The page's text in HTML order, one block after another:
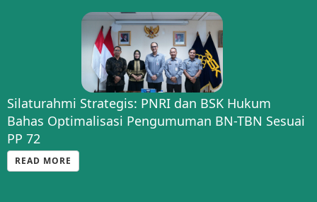
Silaturahmi Strategis: PNRI dan BSK Hukum
Bahas Optimalisasi Pengumuman BN-TBN Sesuai
PP 72
READ MORE